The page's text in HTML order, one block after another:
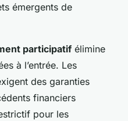
émergents de
participatif élimine
à l’entrée. Les
des garanties
financiers
pour les